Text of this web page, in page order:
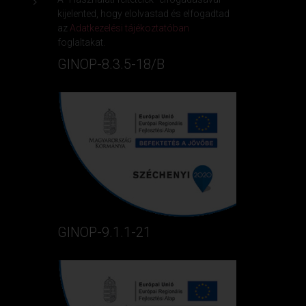
kijelented, hogy elolvastad és elfogadtad
az Adatkezelési tájékoztatóban
foglaltakat.
GINOP-8.3.5-18/B
GINOP-9.1.1-21